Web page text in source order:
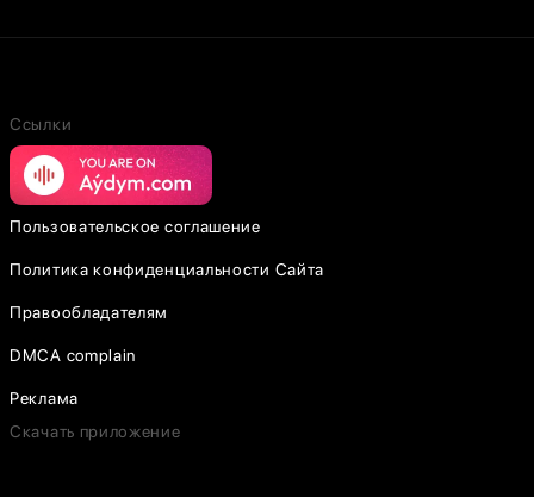
Ссылки
Пользовательское соглашение
Политика конфиденциальности Сайта
Правообладателям
DMCA complain
Реклама
Скачать приложение